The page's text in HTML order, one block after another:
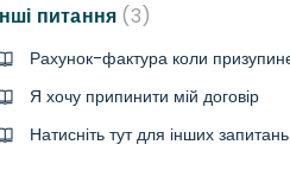
питання 3
Я хочу припинити мій договір
Натисніть тут для інших запитань